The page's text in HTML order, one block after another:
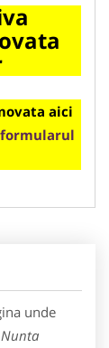
aici
unde